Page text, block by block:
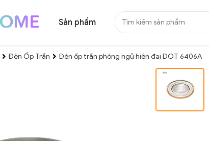
Sản phẩm
Đèn Ốp Trần Đèn ốp trần phòng ngủ hiện đại DOT 6406A